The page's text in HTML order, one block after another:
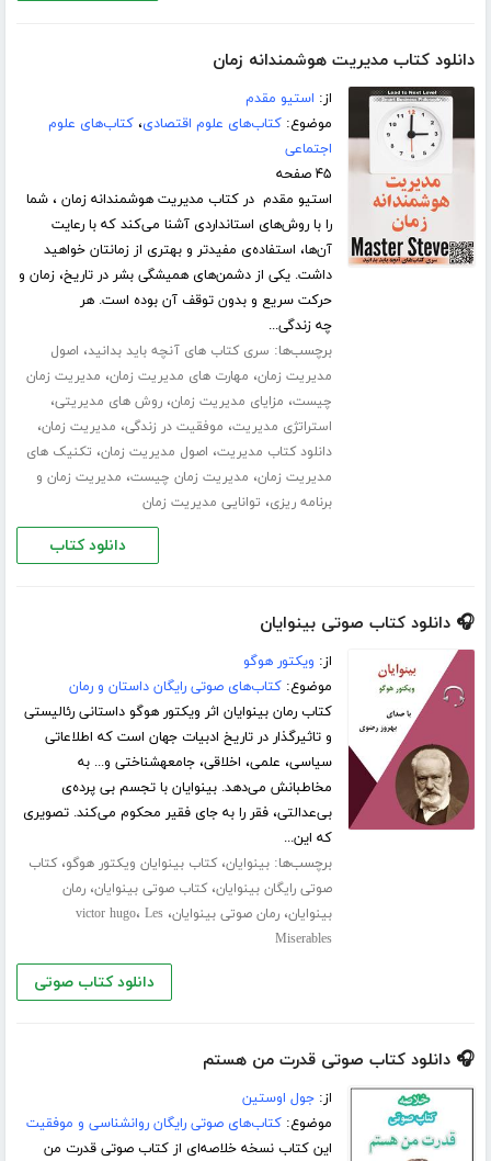
دانلود کتاب مدیریت هوشمندانه زمان
از: استیو مقدم
موضوع:کتاب‌های علوم اقتصادی،کتاب‌های علوم
اجتماعی
۴۵ صفحه
استیو مقدم در کتاب مدیریت هوشمندانه زمان ، شما
را با روش‌های استانداردی آشنا می‌کند که با رعایت
آن‌ها، استفاده‌ی مفیدتر و بهتری از زمانتان خواهید
داشت. یکی از دشمن‌های همیشگی بشر در تاریخ، زمان و
حرکت سریع و بدون توقف آن بوده است. هر
چه زندگی...
برچسب‌ها: سری کتاب های آنچه باید بدانید، اصول
مدیریت زمان، مهارت های مدیریت زمان، مدیریت زمان
چیست، مزایای مدیریت زمان،روش های مدیریتی،
استراتژی مدیریت، موفقیت در زندگی، مدیریت زمان،
دانلود کتاب مدیریت، اصول مدیریت زمان، تکنیک های
مدیریت زمان، مدیریت زمان چیست، مدیریت زمان و
برنامه ریزی، توانایی مدیریت زمان
دانلود کتاب
🎧 دانلود کتاب صوتی بینوایان
از: ویکتور هوگو
موضوع:کتاب‌های صوتی رایگان داستان و رمان
کتاب رمان بینوایان اثر ویکتور هوگو داستانی رئالیستی
و تاثیرگذار در تاریخ ادبیات جهان است که اطلاعاتی
سیاسی، علمی، اخلاقی، جامعه‎شناختی و... به
مخاطبانش می‌دهد. بینوایان با تجسم بی پرده‌ی
بی‌عدالتی، فقر را به جای فقیر محکوم می‌کند. تصویری
که این...
برچسب‌ها:بینوایان،کتاب بینوایان ویکتور هوگو،کتاب
صوتی رایگان بینوایان،کتاب صوتی بینوایان،رمان
بینوایان،رمان صوتی بینوایان، victor hugo، Les
Miserables
دانلود کتاب صوتی
🎧 دانلود کتاب صوتی قدرت من هستم
از:جول اوستین
موضوع:کتاب‌های صوتی رایگان روانشناسی و موفقیت
این کتاب نسخه خلاصه‌ای از کتاب صوتی قدرت من